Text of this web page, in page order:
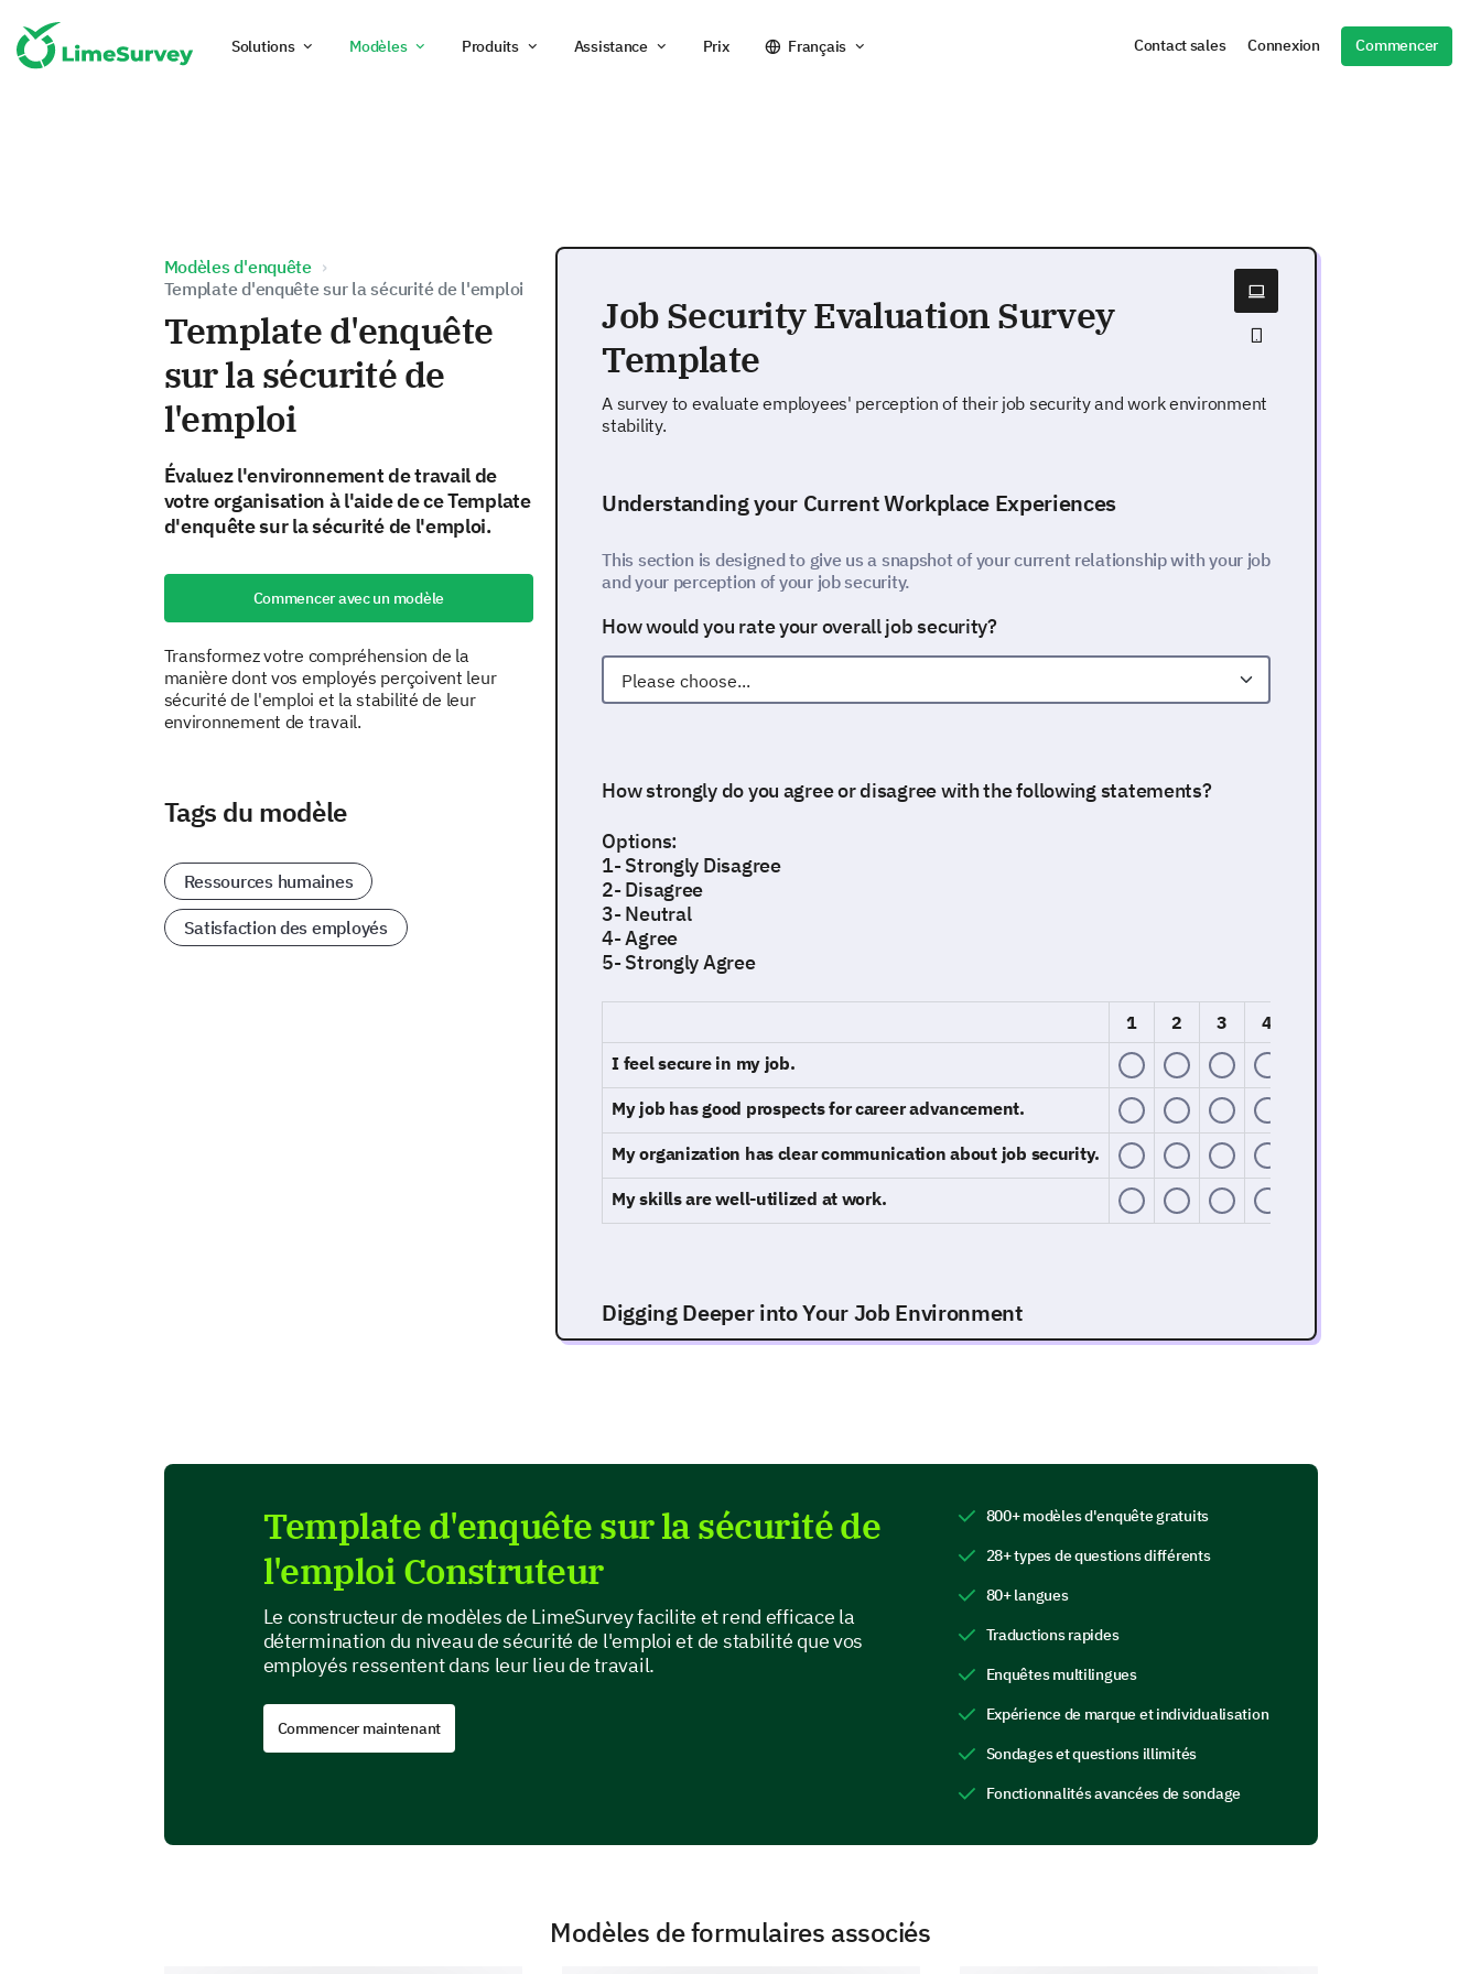
Solutions Modèles Produits Assistance Prix Français Contact sales Connexion Commencer
Modèles d'enquête
Template d'enquête sur la sécurité de l'emploi
Template d'enquête
sur la sécurité de
l'emploi
Évaluez l'environnement de travail de
votre organisation à l'aide de ce Template
d'enquête sur la sécurité de l'emploi.
Commencer avec un modèle
Transformez votre compréhension de la
manière dont vos employés perçoivent leur
sécurité de l'emploi et la stabilité de leur
environnement de travail.
Tags du modèle
Ressources humaines
Satisfaction des employés
Job Security Evaluation Survey
Template
A survey to evaluate employees' perception of their job security and work environment
stability.
Understanding your Current Workplace Experiences
This section is designed to give us a snapshot of your current relationship with your job
and your perception of your job security.
How would you rate your overall job security?
How strongly do you agree or disagree with the following statements?
Options:
1- Strongly Disagree
2- Disagree
3- Neutral
4- Agree
5- Strongly Agree
1 2 3 4
I feel secure in my job.
My job has good prospects for career advancement.
My organization has clear communication about job security.
My skills are well-utilized at work.
Digging Deeper into Your Job Environment
Which factor(s), if any, contribute to your feeling of job insecurity?
Your Future Expectations and Outlook
Template d'enquête sur la sécurité de
l'emploi Construteur
Le constructeur de modèles de LimeSurvey facilite et rend efficace la
détermination du niveau de sécurité de l'emploi et de stabilité que vos
employés ressentent dans leur lieu de travail.
Commencer maintenant
800+ modèles d'enquête gratuits
28+ types de questions différents
80+ langues
Traductions rapides
Enquêtes multilingues
Expérience de marque et individualisation
Sondages et questions illimités
Fonctionnalités avancées de sondage
Modèles de formulaires associés